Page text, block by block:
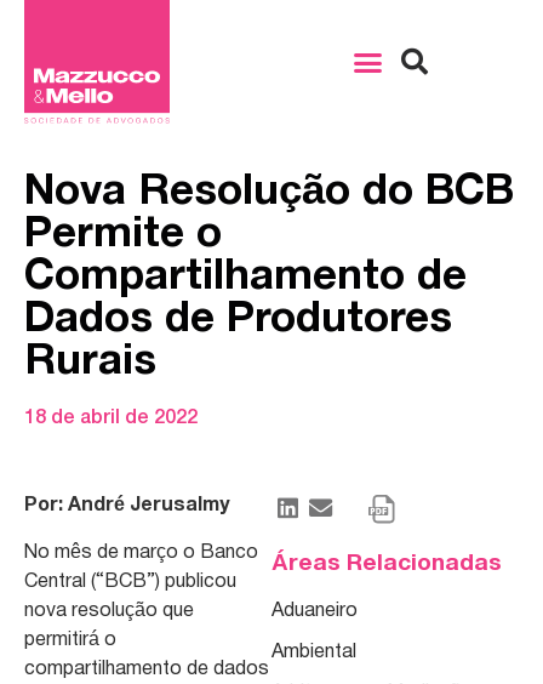
Nova Resolução do BCB
Permite o
Compartilhamento de
Dados de Produtores
Rurais
18 de abril de 2022
Por: André Jerusalmy
No mês de março o Banco
Central (“BCB”) publicou
nova resolução que
permitirá o
compartilhamento de dados
Áreas Relacionadas
Aduaneiro
Ambiental